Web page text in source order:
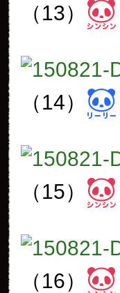
（13）
（14）
（15）
（16）